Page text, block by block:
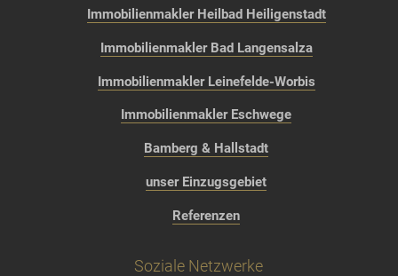
Immobilienmakler Heilbad Heiligenstadt
Immobilienmakler Bad Langensalza
Immobilienmakler Leinefelde-Worbis
Immobilienmakler Eschwege
Bamberg & Hallstadt
unser Einzugsgebiet
Referenzen
Soziale Netzwerke